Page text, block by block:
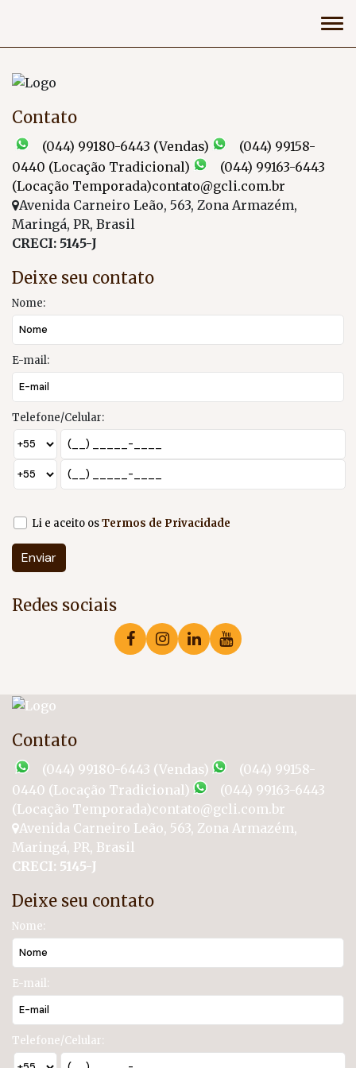
Contato
(044) 99180-6443 (Vendas)
(044) 99158-
0440 (Locação Tradicional)
(044) 99163-6443
(Locação Temporada)contato@gcli.com.br
Avenida Carneiro Leão, 563, Zona Armazém,
Maringá, PR, Brasil
CRECI: 5145-J
Deixe seu contato
Nome:
E-mail:
Telefone/Celular:
Li e aceito osTermos de Privacidade
Redes sociais
Contato
(044) 99180-6443 (Vendas)
(044) 99158-
0440 (Locação Tradicional)
(044) 99163-6443
(Locação Temporada)contato@gcli.com.br
Avenida Carneiro Leão, 563, Zona Armazém,
Maringá, PR, Brasil
CRECI: 5145-J
Deixe seu contato
Nome:
E-mail:
Telefone/Celular: